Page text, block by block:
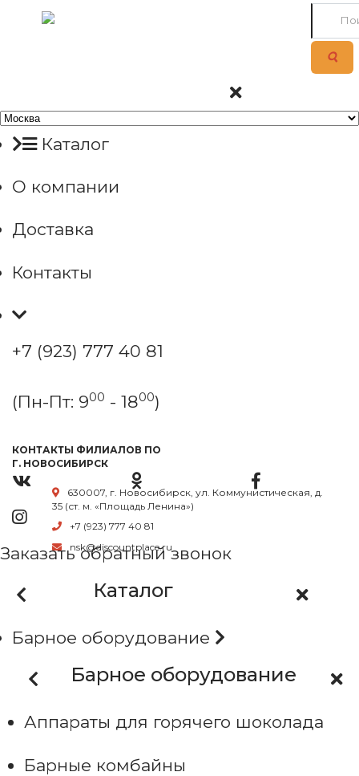
Каталог
О компании
Доставка
Контакты
+7 (923) 777 40 81
(Пн-Пт: 900 - 1800)
КОНТАКТЫ ФИЛИАЛОВ ПО
Г. НОВОСИБИРСК
630007, г. Новосибирск, ул. Коммунистическая, д.
35 (ст. м. «Площадь Ленина»)
+7 (923) 777 40 81
nsk@discountplace.ru
Заказать обратный звонок
Каталог
Барное оборудование
Барное оборудование
Аппараты для горячего шоколада
Барные комбайны